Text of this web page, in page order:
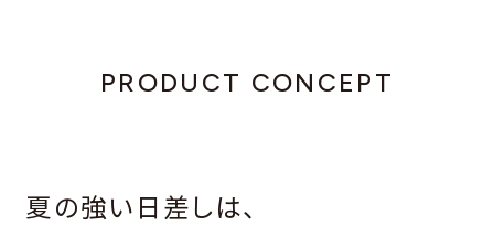
PRODUCT CONCEPT
夏の強い⽇差しは、